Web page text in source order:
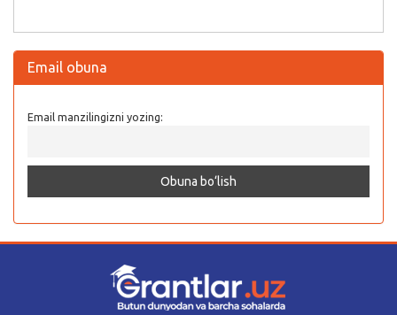
Email obuna
Email manzilingizni yozing: